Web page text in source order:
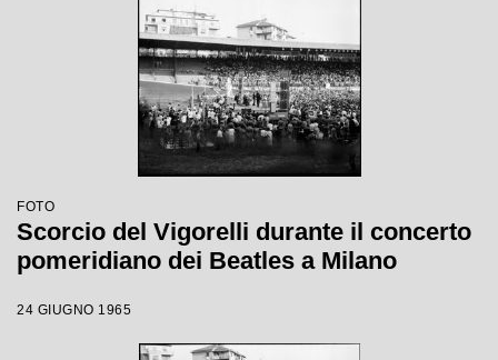
FOTO
Scorcio del Vigorelli durante il concerto
pomeridiano dei Beatles a Milano
24 GIUGNO 1965